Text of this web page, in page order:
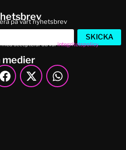
på vårt nyhetsbrev
SKICKA
med accepterar du vårintegritetspolicy
medier